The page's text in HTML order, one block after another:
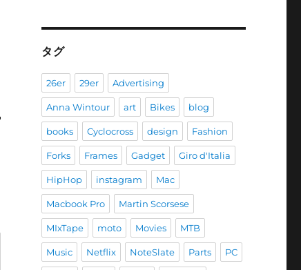
タグ
26er 29er Advertising
Anna Wintour art Bikes blog
books Cyclocross design Fashion
Forks Frames Gadget Giro d'Italia
HipHop instagram Mac
Macbook Pro Martin Scorsese
MIxTape moto Movies MTB
Music Netflix NoteSlate Parts PC